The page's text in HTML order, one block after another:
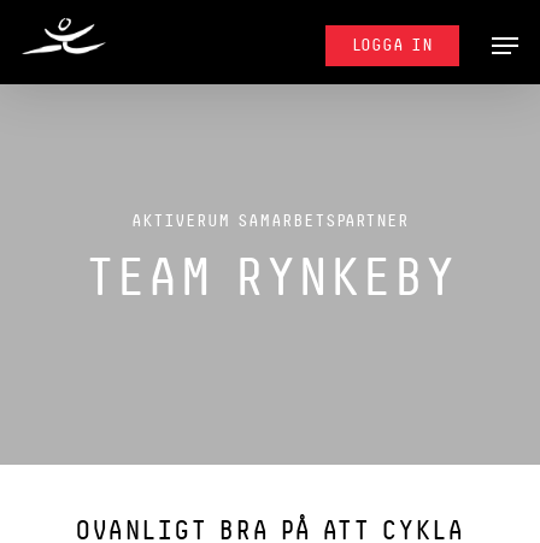
MENU
LOGGA IN
AKTIVERUM SAMARBETSPARTNER
TEAM RYNKEBY
OVANLIGT BRA PÅ ATT CYKLA